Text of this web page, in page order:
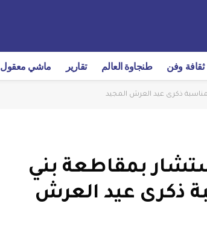
ثقافة وفن طنجاوة العالم تقارير ماشي معقول
ذكرى عيد العرش المجيد
بمقاطعة بني
ذكرى عيد العرش